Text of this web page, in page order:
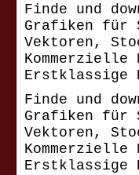
Finde und
Grafiken für
Vektoren,
Erstklassige
Finde und
Grafiken für
Vektoren,
Erstklassige